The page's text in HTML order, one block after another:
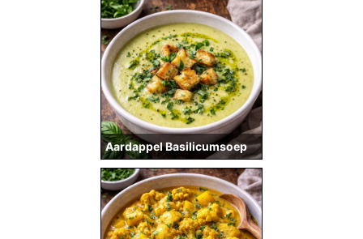
Aardappel Basilicumsoep